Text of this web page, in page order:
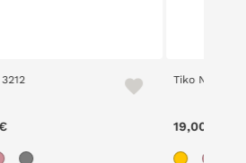
Tiko Niko 4207 6-119
19,00 €